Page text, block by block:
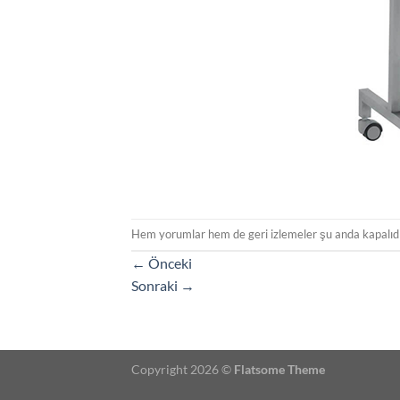
Hem yorumlar hem de geri izlemeler şu anda
← Önceki
Sonraki →
Copyright 2026 © Flatsome Theme